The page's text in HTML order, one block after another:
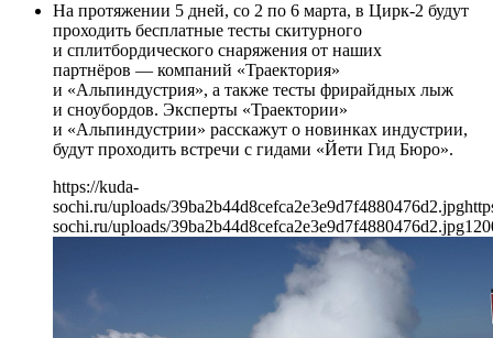
На протяжении 5 дней, со 2 по 6 марта, в Цирк-2 будут
проходить бесплатные тесты скитурного
и сплитбордического снаряжения от наших
партнёров — компаний «Траектория»
и «Альпиндустрия», а также тесты фрирайдных лыж
и сноубордов. Эксперты «Траектории»
и «Альпиндустрии» расскажут о новинках индустрии,
будут проходить встречи с гидами «Йети Гид Бюро».
https://kuda-
sochi.ru/uploads/39ba2b44d8cefca2e3e9d7f4880476d2.jpg
sochi.ru/uploads/39ba2b44d8cefca2e3e9d7f4880476d2.jpg